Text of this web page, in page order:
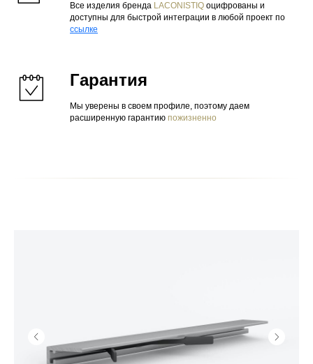
Все изделия бренда LACONISTIQ оцифрованы и
доступны для быстрой интеграции в любой проект по
ссылке
Гарантия
Мы уверены в своем профиле, поэтому даем
расширенную гарантию пожизненно